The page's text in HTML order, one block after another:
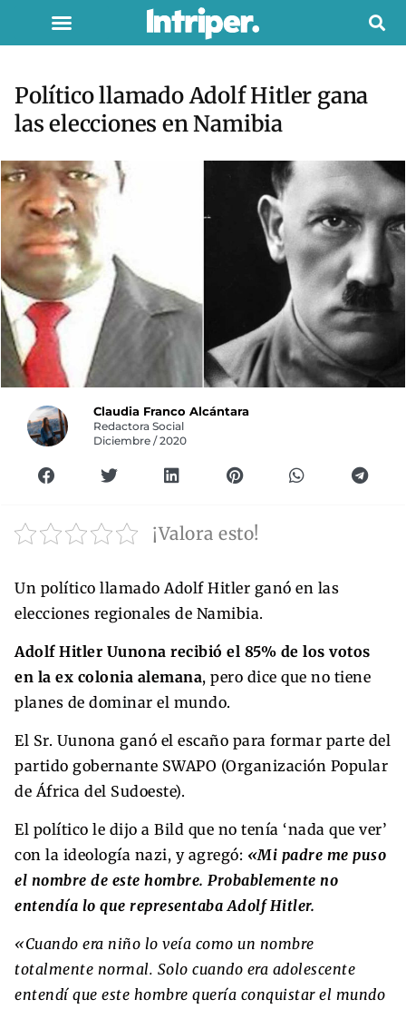
Político llamado Adolf Hitler gana
las elecciones en Namibia
Claudia Franco Alcántara
Redactora Social
Diciembre / 2020
¡Valora esto!
Un político llamado Adolf Hitler ganó en las
elecciones regionales de Namibia.
Adolf Hitler Uunona recibió el 85% de los votos
en la ex colonia alemana, pero dice que no tiene
planes de dominar el mundo.
El Sr. Uunona ganó el escaño para formar parte del
partido gobernante SWAPO (Organización Popular
de África del Sudoeste).
El político le dijo a Bild que no tenía ‘nada que ver’
con la ideología nazi, y agregó: «Mi padre me puso
el nombre de este hombre. Probablemente no
entendía lo que representaba Adolf Hitler.
«Cuando era niño lo veía como un nombre
totalmente normal. Solo cuando era adolescente
entendí que este hombre quería conquistar el mundo